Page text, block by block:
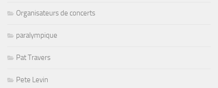
Organisateurs de concerts
paralympique
Pat Travers
Pete Levin